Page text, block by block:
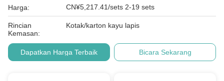
Harga: CN¥5,217.41/sets 2-19 sets
Rincian
Kemasan:
Kotak/karton kayu lapis
Dapatkan Harga Terbaik Bicara Sekarang